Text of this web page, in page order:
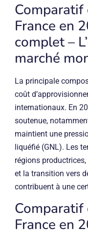
Comparatif
France en
complet –
marché
La principale
coût
internationaux. En
soutenue,
maintient une
liquéfié (GNL). Les
régions
et la transition vers
contribuent à une
Comparatif
France en